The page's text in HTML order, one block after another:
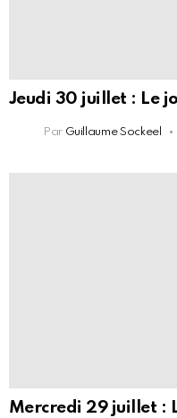
Jeudi 30 juillet : Le
Par Guillaume Sockeel
Mercredi 29 juillet :